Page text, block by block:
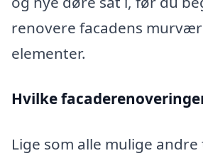
renovere facadens
elementer.
Hvilke
Lige som alle mulige